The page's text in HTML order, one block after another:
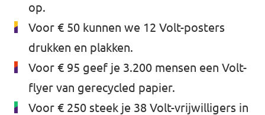
op.
Voor € 50 kunnen we 12 Volt-posters
drukken en plakken.
Voor € 95 geef je 3.200 mensen een Volt-
flyer van gerecycled papier.
Voor € 250 steek je 38 Volt-vrijwilligers in